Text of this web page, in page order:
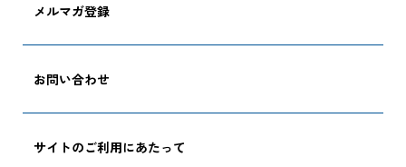
メルマガ登録
お問い合わせ
サイトのご利用にあたって